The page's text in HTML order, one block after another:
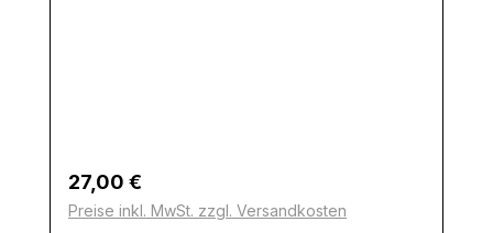
Regulärer Preis:
27,00 €
Preise inkl. MwSt. zzgl. Versandkosten